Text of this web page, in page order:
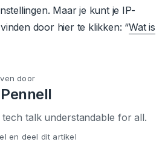
Maar je kunt je IP-
door hier te klikken: “Wat is
door
tech talk understandable for all.
en deel dit artikel